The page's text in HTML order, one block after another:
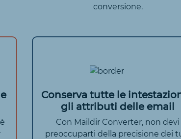
conversione.
Conserva tutte le
gli attributi delle email
Con Maildir Converter, non devi
preoccuparti della precisione dei